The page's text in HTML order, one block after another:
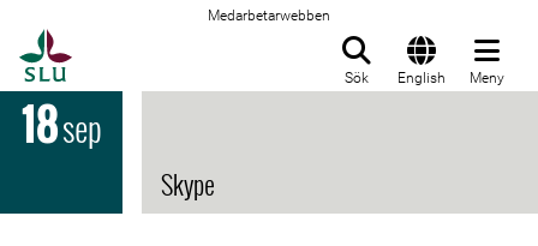
Medarbetarwebben
Sök English Meny
18sep
Skype